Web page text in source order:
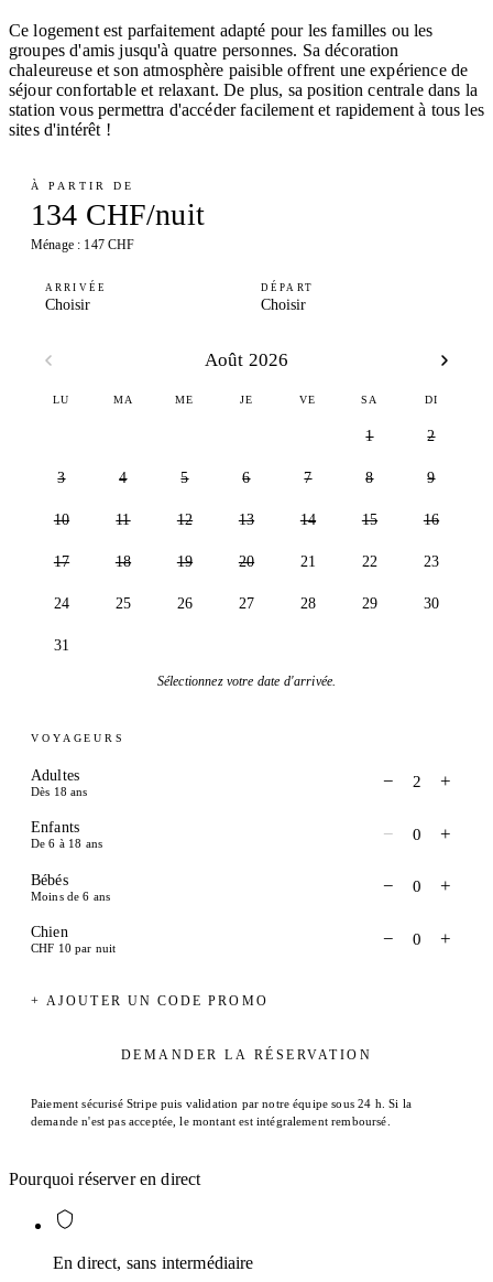
Ce logement est parfaitement adapté pour les familles ou les
groupes d'amis jusqu'à quatre personnes. Sa décoration
chaleureuse et son atmosphère paisible offrent une expérience de
séjour confortable et relaxant. De plus, sa position centrale dans la
station vous permettra d'accéder facilement et rapidement à tous les
sites d'intérêt !
À PARTIR DE
134 CHF/nuit
Ménage : 147 CHF
ARRIVÉE
Choisir
DÉPART
Choisir
Août 2026
LU MA ME JE VE SA DI
1 2
3 4 5 6 7 8 9
10 11 12 13 14 15 16
17 18 19 20 21 22 23
24 25 26 27 28 29 30
31
Sélectionnez votre date d'arrivée.
VOYAGEURS
Adultes
Dès 18 ans − 2 +
Enfants
De 6 à 18 ans − 0 +
Bébés
Moins de 6 ans − 0 +
Chien
CHF 10 par nuit − 0 +
+ AJOUTER UN CODE PROMO
DEMANDER LA RÉSERVATION
Paiement sécurisé Stripe puis validation par notre équipe sous 24 h. Si la
demande n'est pas acceptée, le montant est intégralement remboursé.
Pourquoi réserver en direct
En direct, sans intermédiaire